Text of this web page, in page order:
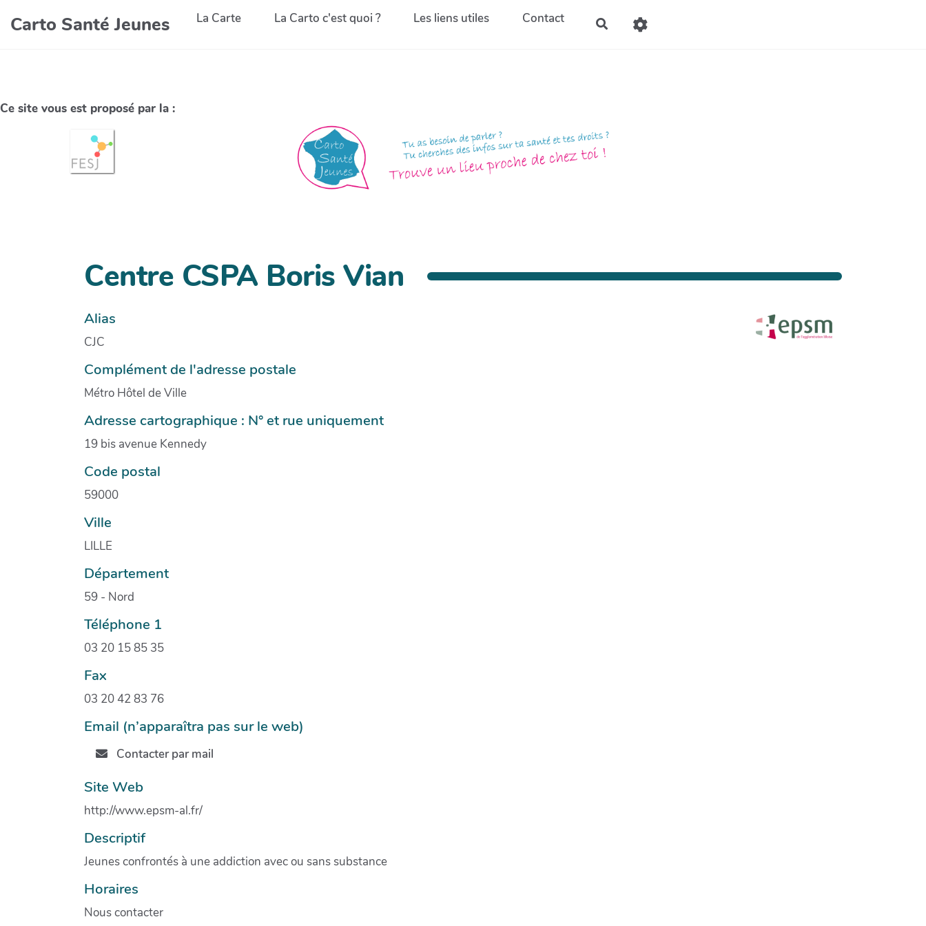
Carto Santé Jeunes La Carte La Carto c'est quoi ? Les liens utiles Contact
Ce site vous est proposé par la :
Centre CSPA Boris Vian
Alias
CJC
Complément de l'adresse postale
Métro Hôtel de Ville
Adresse cartographique : N° et rue uniquement
19 bis avenue Kennedy
Code postal
59000
Ville
LILLE
Département
59 - Nord
Téléphone 1
03 20 15 85 35
Fax
03 20 42 83 76
Email (n’apparaîtra pas sur le web)
Contacter par mail
Site Web
http://www.epsm-al.fr/
Descriptif
Jeunes confrontés à une addiction avec ou sans substance
Horaires
Nous contacter